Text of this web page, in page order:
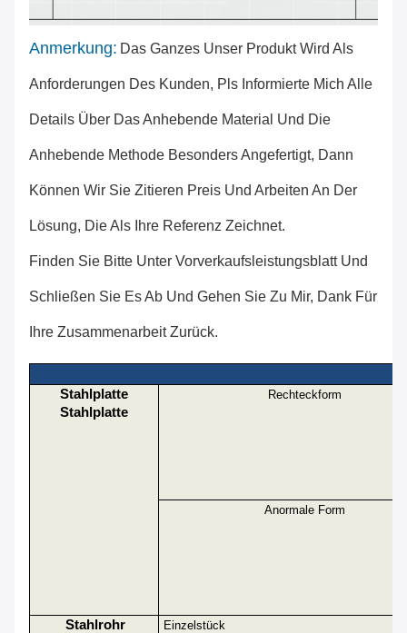
Anmerkung: Das Ganzes Unser Produkt Wird Als
Anforderungen Des Kunden, Pls Informierte Mich Alle
Details Über Das Anhebende Material Und Die
Anhebende Methode Besonders Angefertigt, Dann
Können Wir Sie Zitieren Preis Und Arbeiten An Der
Lösung, Die Als Ihre Referenz Zeichnet.
Finden Sie Bitte Unter Vorverkaufsleistungsblatt Und
Schließen Sie Es Ab Und Gehen Sie Zu Mir, Dank Für
Ihre Zusammenarbeit Zurück.
Stahlplatte
Stahlplatte
Rechteckform
Anormale Form
Stahlrohr
Einzelstück